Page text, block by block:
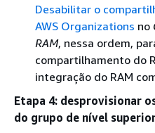
Desabilitar o
AWS Organizations no
RAM, nessa ordem,
compartilhamento do
integração do RAM
Etapa 4: desprovisionar
do grupo de nível